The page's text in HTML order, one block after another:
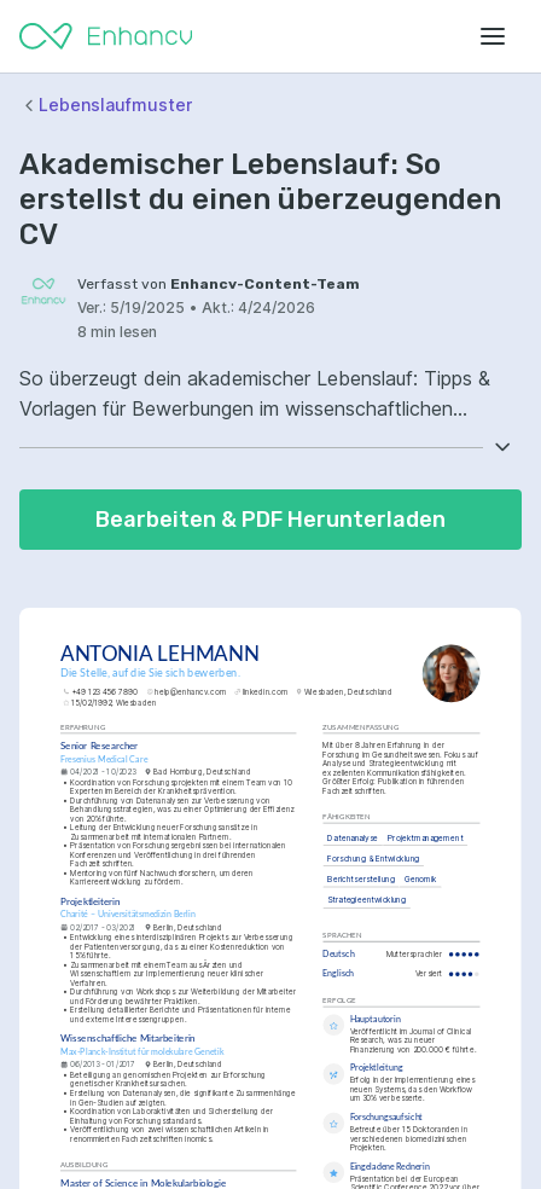
Lebenslaufmuster
Akademischer Lebenslauf: So
erstellst du einen überzeugenden
CV
Verfasst von Enhancv-Content-Team
Ver.: 5/19/2025 • Akt.: 4/24/2026
8 min lesen
So überzeugt dein akademischer Lebenslauf: Tipps &
Vorlagen für Bewerbungen im wissenschaftlichen
Bearbeiten & PDF Herunterladen
ANTONIA LEHMANN
Die Stelle, auf die Sie sich bewerben.
+49 123 456 7890 help@enhancv.com linkedin.com
Wiesbaden, Deutschland
15/02/1992, Wiesbaden
ERFAHRUNG
Senior Researcher
Fresenius Medical Care
04/2021 - 10/2023
Bad Homburg, Deutschland
• Koordination von Forschungsprojekten mit einem Team von 10
Experten im Bereich der Krankheitsprävention.
• Durchführung von Datenanalysen zur Verbesserung von
Behandlungsstrategien, was zu einer Optimierung der Effizienz
von 20% führte.
• Leitung der Entwicklung neuer Forschungsansätze in
Zusammenarbeit mit internationalen Partnern.
• Präsentation von Forschungsergebnissen bei internationalen
Konferenzen und Veröffentlichung in drei führenden
Fachzeitschriften.
• Mentoring von fünf Nachwuchsforschern, um deren
Karriereentwicklung zu fördern.
Projektleiterin
Charité – Universitätsmedizin Berlin
02/2017 - 03/2021 Berlin, Deutschland
• Entwicklung eines interdisziplinären Projekts zur Verbesserung
der Patientenversorgung, das zu einer Kostenreduktion von
15% führte.
• Zusammenarbeit mit einem Team aus Ärzten und
Wissenschaftlern zur Implementierung neuer klinischer
Verfahren.
• Durchführung von Workshops zur Weiterbildung der Mitarbeiter
und Förderung bewährter Praktiken.
• Erstellung detaillierter Berichte und Präsentationen für interne
und externe Interessengruppen.
Wissenschaftliche Mitarbeiterin
Max-Planck-Institut für molekulare Genetik
06/2013 - 01/2017
Berlin, Deutschland
• Beteiligung an genomischen Projekten zur Erforschung
genetischer Krankheitsursachen.
• Erstellung von Datenanalysen, die signifikante Zusammenhänge
in Gen-Studien aufzeigten.
• Koordination von Laboraktivitäten und Sicherstellung der
Einhaltung von Forschungsstandards.
• Veröffentlichung von zwei wissenschaftlichen Artikeln in
renommierten Fachzeitschriften inomics.
AUSBILDUNG
Master of Science in Molekularbiologie
ZUSAMMENFASSUNG
Mit über 8 Jahren Erfahrung in der
Forschung im Gesundheitswesen. Fokus auf
Analyse und Strategieentwicklung mit
exzellenten Kommunikationsfähigkeiten.
Größter Erfolg: Publikation in führenden
Fachzeitschriften.
FÄHIGKEITEN
Datenanalyse Projektmanagement
Forschung & Entwicklung
Berichtserstellung Genomik
Strategieentwicklung
SPRACHEN
Deutsch Muttersprachler
Englisch Versiert
ERFOLGE
Hauptautorin
Veröffentlicht im Journal of Clinical
Research, was zu neuer
Finanzierung von 200.000 € führte.
Projektleitung
Erfolg in der Implementierung eines
neuen Systems, das den Workflow
um 30% verbesserte.
Forschungsaufsicht
Betreute über 15 Doktoranden in
verschiedenen biomedizinischen
Projekten.
Eingeladene Rednerin
Präsentation bei der European